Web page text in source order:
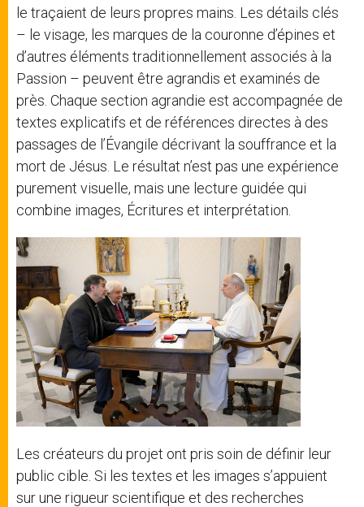
le traçaient de leurs propres mains. Les détails clés
– le visage, les marques de la couronne d’épines et
d’autres éléments traditionnellement associés à la
Passion – peuvent être agrandis et examinés de
près. Chaque section agrandie est accompagnée de
textes explicatifs et de références directes à des
passages de l’Évangile décrivant la souffrance et la
mort de Jésus. Le résultat n’est pas une expérience
purement visuelle, mais une lecture guidée qui
combine images, Écritures et interprétation.
Les créateurs du projet ont pris soin de définir leur
public cible. Si les textes et les images s’appuient
sur une rigueur scientifique et des recherches